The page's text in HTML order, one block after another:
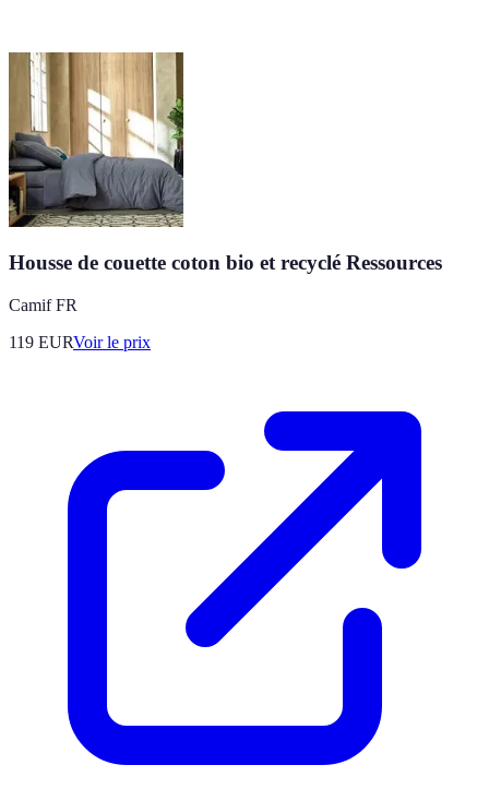
Housse de couette coton bio et recyclé Ressources
Camif FR
119 EURVoir le prix